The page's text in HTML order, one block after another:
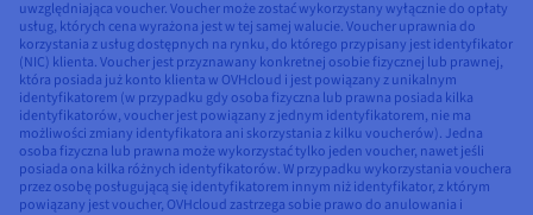
uwzględniająca voucher. Voucher może zostać wykorzystany wyłącznie do opłaty
usług, których cena wyrażona jest w tej samej walucie. Voucher uprawnia do
korzystania z usług dostępnych na rynku, do którego przypisany jest identyfikator
(NIC) klienta. Voucher jest przyznawany konkretnej osobie fizycznej lub prawnej,
która posiada już konto klienta w OVHcloud i jest powiązany z unikalnym
identyfikatorem (w przypadku gdy osoba fizyczna lub prawna posiada kilka
identyfikatorów, voucher jest powiązany z jednym identyfikatorem, nie ma
możliwości zmiany identyfikatora ani skorzystania z kilku voucherów). Jedna
osoba fizyczna lub prawna może wykorzystać tylko jeden voucher, nawet jeśli
posiada ona kilka różnych identyfikatorów. W przypadku wykorzystania vouchera
przez osobę posługującą się identyfikatorem innym niż identyfikator, z którym
powiązany jest voucher, OVHcloud zastrzega sobie prawo do anulowania i